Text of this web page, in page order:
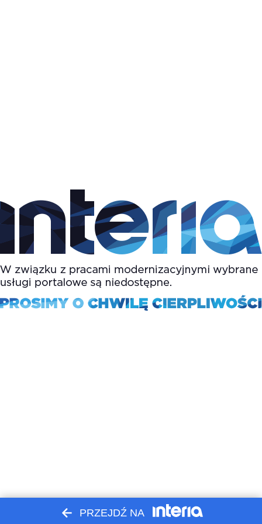
PRZEJDŹ NA